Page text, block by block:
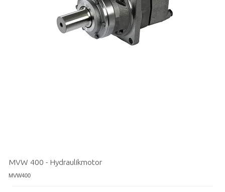
MVW 400 - Hydraulikmotor
MVW400